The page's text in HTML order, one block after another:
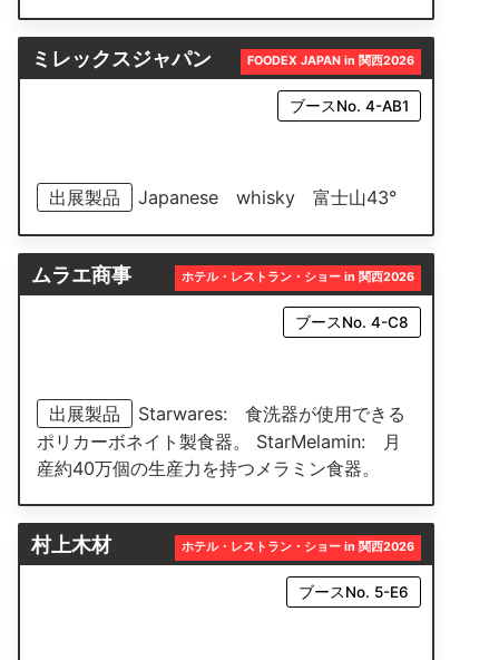
ミレックスジャパン FOODEX JAPAN in 関西2026
ブースNo. 4-AB1
出展製品 Japanese whisky 富士山43°
ムラエ商事 ホテル・レストラン・ショー in 関西2026
ブースNo. 4-C8
出展製品
Starwares: 食洗器が使用できる
ポリカーボネイト製食器。 StarMelamin: 月
産約40万個の生産力を持つメラミン食器。
村上木材 ホテル・レストラン・ショー in 関西2026
ブースNo. 5-E6